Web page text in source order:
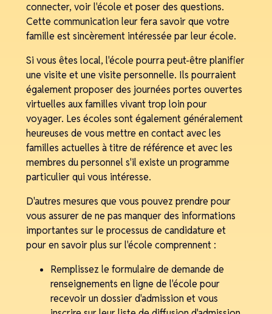
connecter, voir l'école et poser des questions.
Cette communication leur fera savoir que votre
famille est sincèrement intéressée par leur école.
Si vous êtes local, l'école pourra peut-être planifier
une visite et une visite personnelle. Ils pourraient
également proposer des journées portes ouvertes
virtuelles aux familles vivant trop loin pour
voyager. Les écoles sont également généralement
heureuses de vous mettre en contact avec les
familles actuelles à titre de référence et avec les
membres du personnel s'il existe un programme
particulier qui vous intéresse.
D'autres mesures que vous pouvez prendre pour
vous assurer de ne pas manquer des informations
importantes sur le processus de candidature et
pour en savoir plus sur l'école comprennent :
Remplissez le formulaire de demande de
renseignements en ligne de l'école pour
recevoir un dossier d'admission et vous